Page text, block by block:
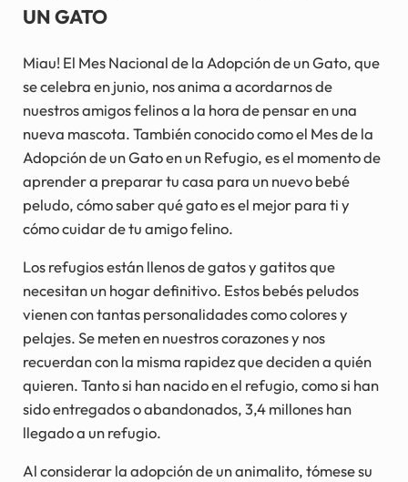
UN GATO
Miau! El Mes Nacional de la Adopción de un Gato, que
se celebra en junio, nos anima a acordarnos de
nuestros amigos felinos a la hora de pensar en una
nueva mascota. También conocido como el Mes de la
Adopción de un Gato en un Refugio, es el momento de
aprender a preparar tu casa para un nuevo bebé
peludo, cómo saber qué gato es el mejor para ti y
cómo cuidar de tu amigo felino.
Los refugios están llenos de gatos y gatitos que
necesitan un hogar definitivo. Estos bebés peludos
vienen con tantas personalidades como colores y
pelajes. Se meten en nuestros corazones y nos
recuerdan con la misma rapidez que deciden a quién
quieren. Tanto si han nacido en el refugio, como si han
sido entregados o abandonados, 3,4 millones han
llegado a un refugio.
Al considerar la adopción de un animalito, tómese su